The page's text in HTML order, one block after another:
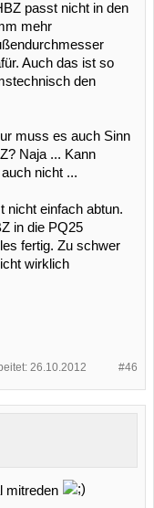
passt nicht in den
mehr
Auch das ist so
den
muss es auch Sinn
Naja ... Kann
nicht ...
nicht einfach abtun.
in die PQ25
fertig. Zu schwer
wirklich
#46
26.10.2012
mitreden